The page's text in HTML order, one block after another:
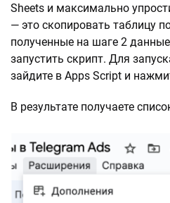
Sheets и максимально
— это скопировать таблицу
полученные на шаге 2
запустить скрипт. Для
зайдите в Apps Script и
В результате получаете